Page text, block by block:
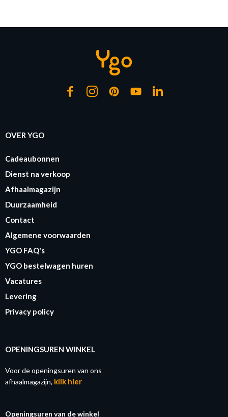
OVER YGO
Cadeaubonnen
Dienst na verkoop
Afhaalmagazijn
Duurzaamheid
Contact
Algemene voorwaarden
YGO FAQ's
YGO bestelwagen huren
Vacatures
Levering
Privacy policy
OPENINGSUREN WINKEL
Voor de openingsuren van ons
afhaalmagazijn, klik hier
Openingsuren van de winkel